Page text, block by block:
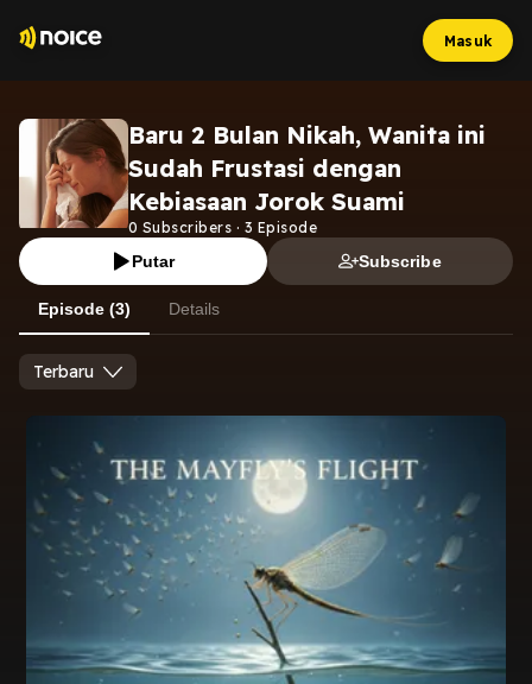
Masuk
Baru 2 Bulan Nikah, Wanita ini
Sudah Frustasi dengan
Kebiasaan Jorok Suami
0 Subscribers · 3 Episode
Putar Subscribe
Episode (3) Details
Terbaru